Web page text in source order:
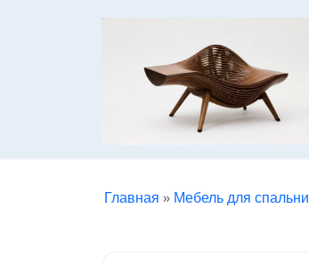
Главная » Мебель для спальни